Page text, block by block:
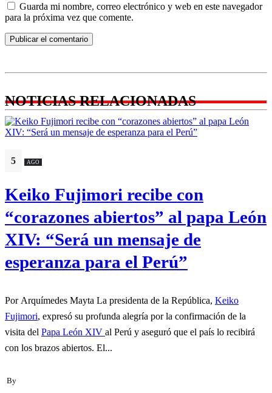
Guarda mi nombre, correo electrónico y web en este navegador
para la próxima vez que comente.
NOTICIAS RELACIONADAS
5 AGO
Keiko Fujimori recibe con
“corazones abiertos” al papa León
XIV: “Será un mensaje de
esperanza para el Perú”
Por Arquímedes Mayta La presidenta de la República, Keiko
Fujimori, expresó su profunda alegría por la confirmación de la
visita del Papa León XIV al Perú y aseguró que el país lo recibirá
con los brazos abiertos. El...
By